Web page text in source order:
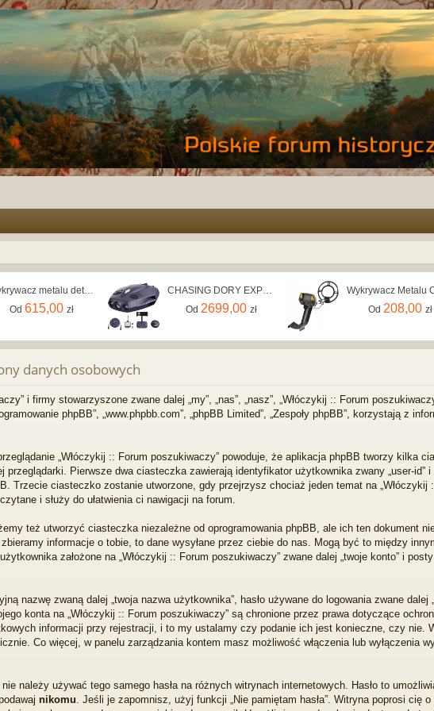
Wykrywacz metalu detektor profesjonalny 25,4 cm
Od 615,00 zł
CHASING DORY EXPLORE Dron podwodny, do 14,5m, wykrywacz metalu
Od 2699,00 zł
Od 208,00 zł
danych osobowych
i firmy stowarzyszone zwane dalej „my”, „nas”, „nasz”, „Włóczykij :: Forum
phpBB”, „www.phpbb.com”, „phpBB Limited”, „Zespoły phpBB”, korzystają z
„Włóczykij :: Forum poszukiwaczy” powoduje, że aplikacja phpBB tworzy kilka
Pierwsze dwa ciasteczka zawierają identyfikator użytkownika zwany „user-id”
Trzecie ciasteczko zostanie utworzone, gdy przejrzysz chociaż jeden temat na
i służy do ułatwienia ci nawigacji na forum.
też utworzyć ciasteczka niezależne od oprogramowania phpBB, ale ich ten dokument
informacje o tobie, to dane wysyłane przez ciebie do nas. Mogą być to między
założone na „Włóczykij :: Forum poszukiwaczy” zwane dalej „twoje konto” i
nazwę zwaną dalej „twoja nazwa użytkownika”, hasło używane do logowania zwane dalej
konta na „Włóczykij :: Forum poszukiwaczy” są chronione przez prawa dotyczące
informacji przy rejestracji, i to my ustalamy czy podanie ich jest konieczne, czy nie.
Co więcej, w panelu zarządzania kontem masz możliwość włączenia lub wyłączenia
należy używać tego samego hasła na różnych witrynach internetowych. Hasło to
nikomu . Jeśli je zapomnisz, użyj funkcji „Nie pamiętam hasła”. Witryna poprosi cię